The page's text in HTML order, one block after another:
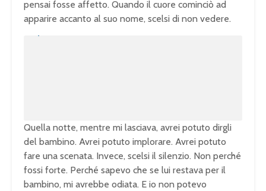
pensai fosse affetto. Quando il cuore cominciò ad
apparire accanto al suo nome, scelsi di non vedere.
Quella notte, mentre mi lasciava, avrei potuto dirgli
del bambino. Avrei potuto implorare. Avrei potuto
fare una scenata. Invece, scelsi il silenzio. Non perché
fossi forte. Perché sapevo che se lui restava per il
bambino, mi avrebbe odiata. E io non potevo